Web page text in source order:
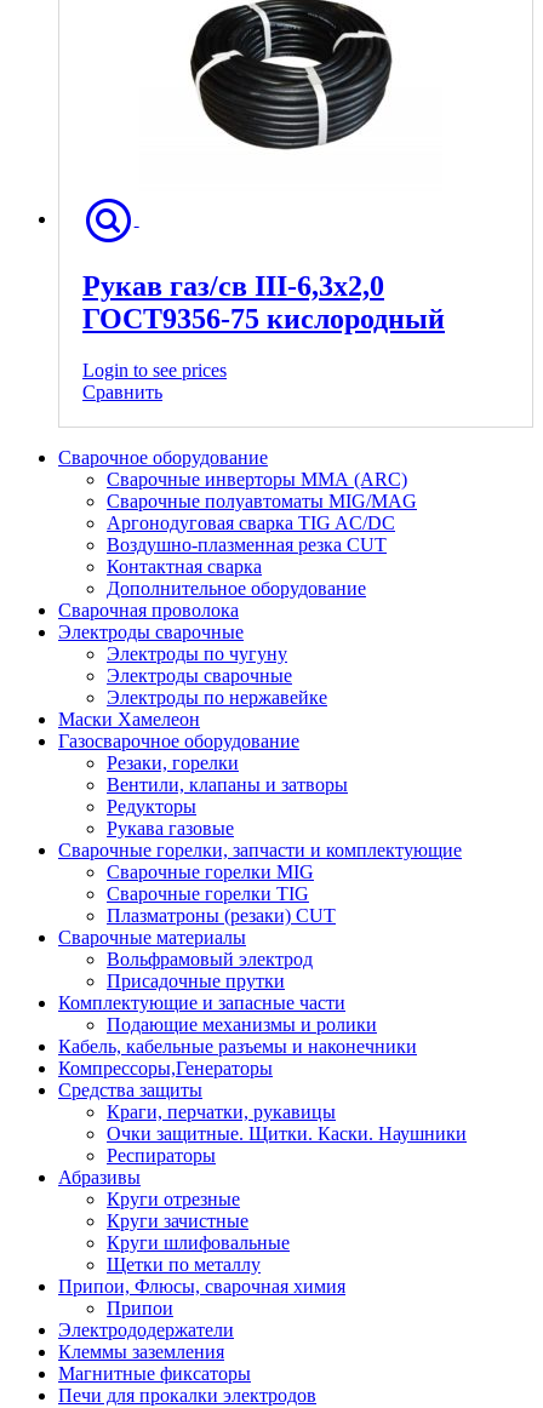
Рукав газ/св III-6,3х2,0
ГОСТ9356-75 кислородный
Login to see prices
Сравнить
Сварочное оборудование
Сварочные инверторы ММА (ARC)
Сварочные полуавтоматы MIG/MAG
Аргонодуговая сварка TIG AC/DC
Воздушно-плазменная резка CUT
Контактная сварка
Дополнительное оборудование
Сварочная проволока
Электроды сварочные
Электроды по чугуну
Электроды сварочные
Электроды по нержавейке
Маски Хамелеон
Газосварочное оборудование
Резаки, горелки
Вентили, клапаны и затворы
Редукторы
Рукава газовые
Сварочные горелки, запчасти и комплектующие
Сварочные горелки MIG
Сварочные горелки TIG
Плазматроны (резаки) CUT
Сварочные материалы
Вольфрамовый электрод
Присадочные прутки
Комплектующие и запасные части
Подающие механизмы и ролики
Кабель, кабельные разъемы и наконечники
Компрессоры,Генераторы
Средства защиты
Краги, перчатки, рукавицы
Очки защитные. Щитки. Каски. Наушники
Респираторы
Абразивы
Круги отрезные
Круги зачистные
Круги шлифовальные
Щетки по металлу
Припои, Флюсы, сварочная химия
Припои
Электрододержатели
Клеммы заземления
Магнитные фиксаторы
Печи для прокалки электродов